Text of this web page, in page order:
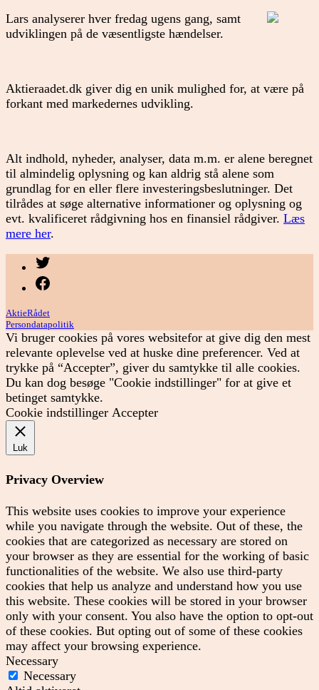
Lars analyserer hver fredag ugens gang, samt
udviklingen på de væsentligste hændelser.
Aktieraadet.dk giver dig en unik mulighed for, at være på
forkant med markedernes udvikling.
Alt indhold, nyheder, analyser, data m.m. er alene beregnet
til almindelig oplysning og kan aldrig stå alene som
grundlag for en eller flere investeringsbeslutninger. Det
tilrådes at søge alternative informationer og oplysning og
evt. kvalificeret rådgivning hos en finansiel rådgiver. Læs
mere her.
AktieRådet
Persondatapolitik
Vi bruger cookies på vores websitefor at give dig den mest
relevante oplevelse ved at huske dine preferencer. Ved at
trykke på “Accepter”, giver du samtykke til alle cookies.
Du kan dog besøge "Cookie indstillinger" for at give et
betinget samtykke.
Cookie indstillinger Accepter
Luk
Privacy Overview
This website uses cookies to improve your experience
while you navigate through the website. Out of these, the
cookies that are categorized as necessary are stored on
your browser as they are essential for the working of basic
functionalities of the website. We also use third-party
cookies that help us analyze and understand how you use
this website. These cookies will be stored in your browser
only with your consent. You also have the option to opt-out
of these cookies. But opting out of some of these cookies
may affect your browsing experience.
Necessary
Necessary